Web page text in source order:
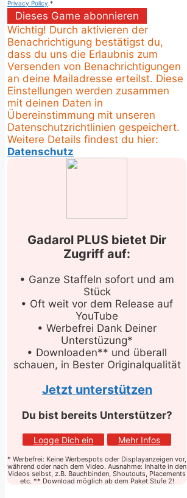
Privacy Policy.*
Dieses Game abonnieren
Wichtig! Durch aktivieren der
Benachrichtigung bestätigst du,
dass du uns die Erlaubnis zum
Versenden von Benachrichtigungen
an deine Mailadresse erteilst. Diese
Einstellungen werden zusammen
mit deinen Daten in
Übereinstimmung mit unseren
Datenschutzrichtlinien gespeichert.
Weitere Details findest du hier:
Datenschutz
Gadarol PLUS bietet Dir
Zugriff auf:
• Ganze Staffeln sofort und am
Stück
• Oft weit vor dem Release auf
YouTube
• Werbefrei Dank Deiner
Unterstüzung*
• Downloaden** und überall
schauen, in Bester Originalqualität
Jetzt unterstützen
Du bist bereits Unterstützer?
Logge Dich ein Mehr Infos
* Werbefrei: Keine Werbespots oder Displayanzeigen vor,
während oder nach dem Video. Ausnahme: Inhalte in den
Videos selbst, z.B. Bauchbinden, Shoutouts, Placements
etc. ** Download möglich ab dem Paket Stufe 2!